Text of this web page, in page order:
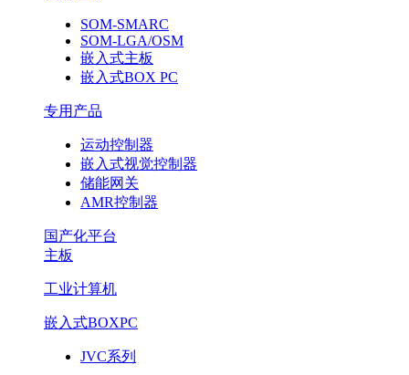
SOM-SMARC
SOM-LGA/OSM
嵌入式主板
嵌入式BOX PC
专用产品
运动控制器
嵌入式视觉控制器
储能网关
AMR控制器
国产化平台
主板
工业计算机
嵌入式BOXPC
JVC系列